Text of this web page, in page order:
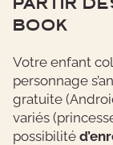
PARTIR
BOOK
Votre enfant
personnage
gratuite
variés
possibilité